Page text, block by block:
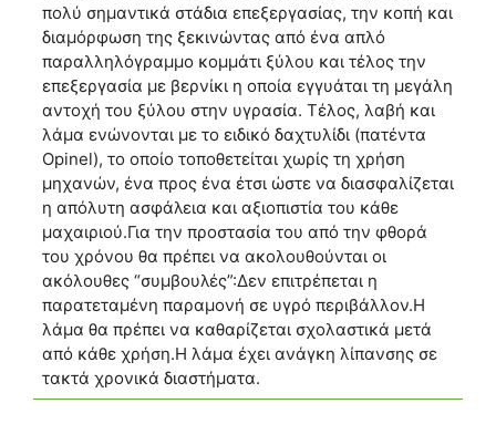
πολύ σημαντικά στάδια επεξεργασίας, την κοπή και
διαμόρφωση της ξεκινώντας από ένα απλό
παραλληλόγραμμο κομμάτι ξύλου και τέλος την
επεξεργασία με βερνίκι η οποία εγγυάται τη μεγάλη
αντοχή του ξύλου στην υγρασία. Τέλος, λαβή και
λάμα ενώνονται με το ειδικό δαχτυλίδι (πατέντα
Opinel), το οποίο τοποθετείται χωρίς τη χρήση
μηχανών, ένα προς ένα έτσι ώστε να διασφαλίζεται
η απόλυτη ασφάλεια και αξιοπιστία του κάθε
μαχαιριού.Για την προστασία του από την φθορά
του χρόνου θα πρέπει να ακολουθούνται οι
ακόλουθες “συμβουλές”:Δεν επιτρέπεται η
παρατεταμένη παραμονή σε υγρό περιβάλλον.Η
λάμα θα πρέπει να καθαρίζεται σχολαστικά μετά
από κάθε χρήση.Η λάμα έχει ανάγκη λίπανσης σε
τακτά χρονικά διαστήματα.